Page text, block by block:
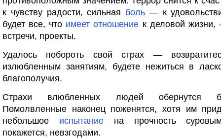
к чувству радости, сильная боль — к
будет все, что имеет отношение к деловой
встречи, проекты.
Удалось побороть свой страх —
излюбленным занятиям, будете нежиться в
благополучия.
Страхи влюбленных людей обернутся
Помолвленные наконец поженятся, хотя им
небольшое испытаниена прочность
покажется, невзгодами.